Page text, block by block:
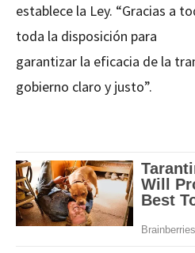
establece la Ley. “Gracias a
toda la disposición para
garantizar la eficacia de la
gobierno claro y justo”.